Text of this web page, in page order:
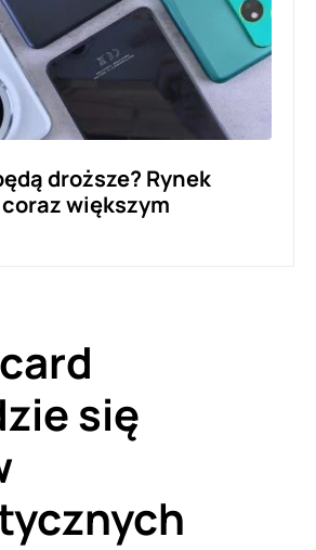
droższe? Rynek
większym
się